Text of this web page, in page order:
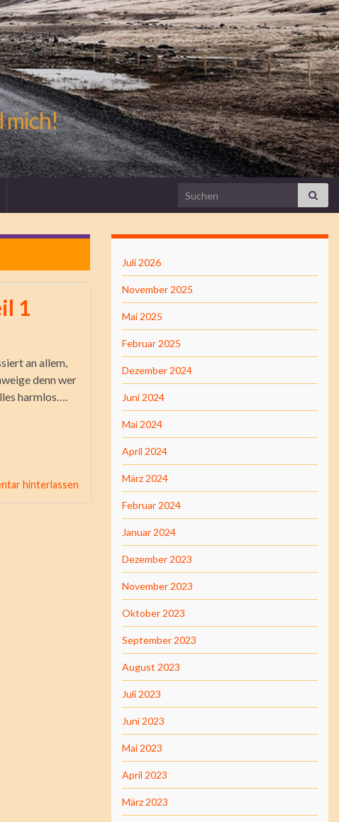
mich!
Search for:
1
an allem,
denn wer
harmlos….
hinterlassen
Juli 2026
November 2025
Mai 2025
Februar 2025
Dezember 2024
Juni 2024
Mai 2024
April 2024
März 2024
Februar 2024
Januar 2024
Dezember 2023
November 2023
Oktober 2023
September 2023
August 2023
Juli 2023
Juni 2023
Mai 2023
April 2023
März 2023